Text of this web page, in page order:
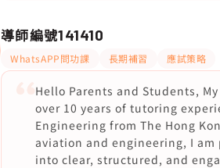
導師編號141410
WhatsAPP問功課 長期補習 應試策略
Hello Parents and Students,
over 10 years of tutoring
Engineering from The Hong
aviation and engineering, I am
into clear, structured, and